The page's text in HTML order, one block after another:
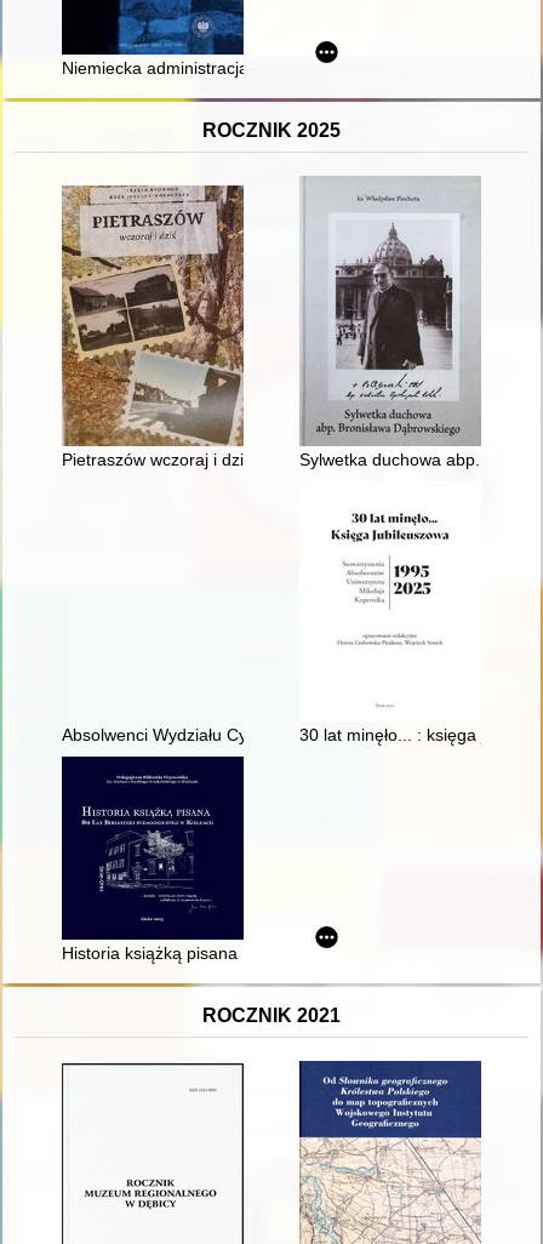
Niemiecka administracja gminna w Generalnym
ROCZNIK 2025
Pietraszów wczoraj i dziś Sylwetka duchowa abp.
Absolwenci Wydziału Cybernetyki Wojskowej Akademii
30 lat minęło... : księga
Historia książką pisana : 80 lat Biblioteki Pedagogicznej w
ROCZNIK 2021